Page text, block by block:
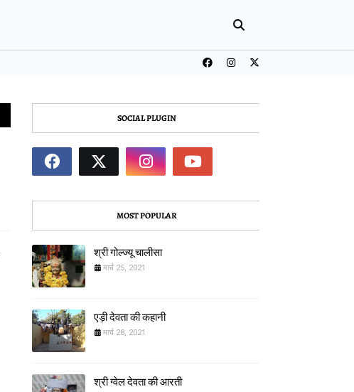
SOCIAL PLUGIN
MOST POPULAR
श्री गोल्ज्यू चालीसा
मार्च 25, 2021
एड़ी देवता की कहानी
मार्च 28, 2021
श्री ग्वेल देवता की आरती